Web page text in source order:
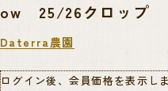
ow 25/26クロップ
Daterra農園
ログイン後、会員価格を表示し